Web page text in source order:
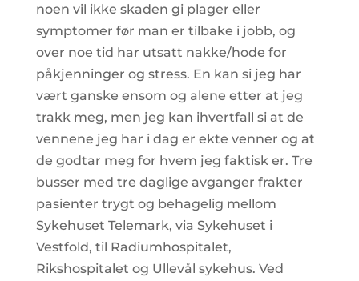
noen vil ikke skaden gi plager eller
symptomer før man er tilbake i jobb, og
over noe tid har utsatt nakke/hode for
påkjenninger og stress. En kan si jeg har
vært ganske ensom og alene etter at jeg
trakk meg, men jeg kan ihvertfall si at de
vennene jeg har i dag er ekte venner og at
de godtar meg for hvem jeg faktisk er. Tre
busser med tre daglige avganger frakter
pasienter trygt og behagelig mellom
Sykehuset Telemark, via Sykehuset i
Vestfold, til Radiumhospitalet,
Rikshospitalet og Ullevål sykehus. Ved